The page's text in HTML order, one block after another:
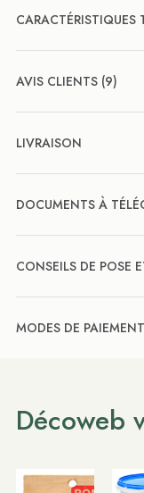
CARACTÉRISTIQUES
AVIS CLIENTS (9)
LIVRAISON
DOCUMENTS À
CONSEILS DE POSE
MODES DE PAIEMENT
Décoweb